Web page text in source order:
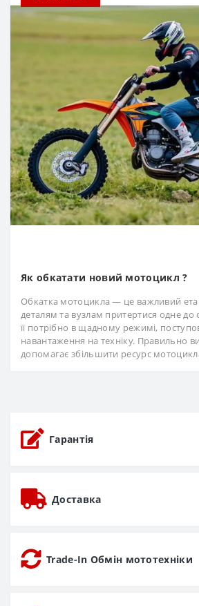
Як обкатати новий мотоцикл ?
Обкатка мотоцикла — це важливий
деталям та вузлам притертися одне
її потрібно в щадному режимі,
навантаження на техніку. Правильно
допомагає збільшити ресурс
Гарантія
Доставка
Trade-In Обмін мототехніки